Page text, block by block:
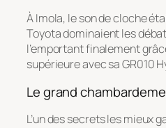
À Imola, le son de cloche
Toyota dominaient les
l’emportant finalement
supérieure avec sa GR010
Le grand
L’un des secrets les mieux